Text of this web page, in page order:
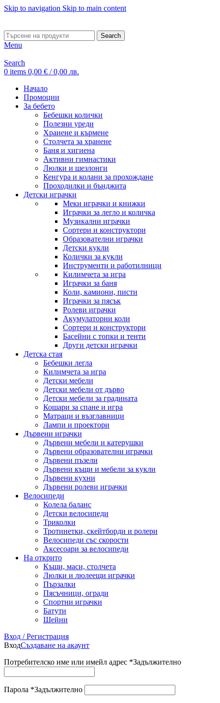
Skip to navigation Skip to main content
Search
Menu
Search
0 items 0,00 € / 0,00 лв.
Начало
Промоции
За бебето
Бебешки колички
Полезни уреди
Хранене и кърмене
Столчета за хранене
Баня и хигиена
Активни гимнастики
Люлки и шезлонги
Кенгура и колани за прохождане
Проходилки и бънджита
Детски играчки
Меки играчки и книжки
Играчки за легло и количка
Музикални играчки
Сортери и конструктори
Образователни играчки
Детски кукли
Колички за кукли
Инструменти и работилници
Килимчета за игра
Играчки за баня
Коли, камиони, писти
Играчки за пясък
Ролеви играчки
Акумулаторни коли
Сортери и конструктори
Басейни с топки и тенти
Други детски играчки
Детска стая
Бебешки легла
Килимчета за игра
Детски мебели
Детски мебели от дърво
Детски мебели за градината
Кошари за спане и игра
Матраци и възглавници
Лампи и проектори
Дървени играчки
Дървени мебели и катерушки
Дървени образователни играчки
Дървени пъзели
Дървени къщи и мебели за кукли
Дървени кухни
Дървени ролеви играчки
Велосипеди
Колела баланс
Детски велосипеди
Триколки
Тротинетки, скейтборди и ролери
Велосипеди със скорости
Аксесоари за велосипеди
На открито
Къщи, маси, столчета
Люлки и люлеещи играчки
Пързалки
Пясъчници, огради
Спортни играчки
Батути
Шейни
Вход / Регистрация
ВходСъздаване на акаунт
Потребителско име или имейл адрес *Задължително
Парола *Задължително